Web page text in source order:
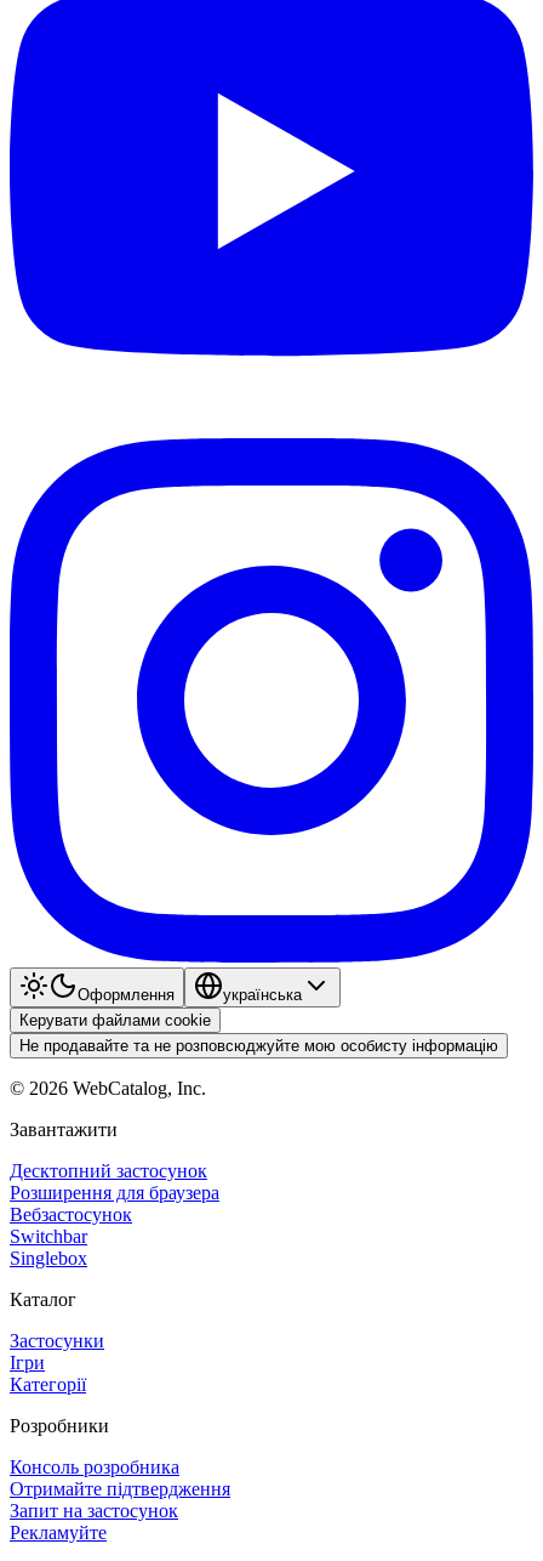
Оформлення
українська
Керувати файлами cookie
Не продавайте та не розповсюджуйте мою особисту інформацію
© 2026 WebCatalog, Inc.
Завантажити
Десктопний застосунок
Розширення для браузера
Вебзастосунок
Switchbar
Singlebox
Каталог
Застосунки
Ігри
Категорії
Розробники
Консоль розробника
Отримайте підтвердження
Запит на застосунок
Рекламуйте